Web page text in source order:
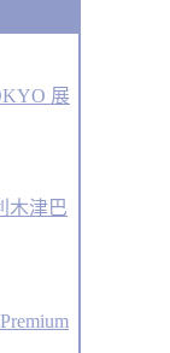
展
木津巴